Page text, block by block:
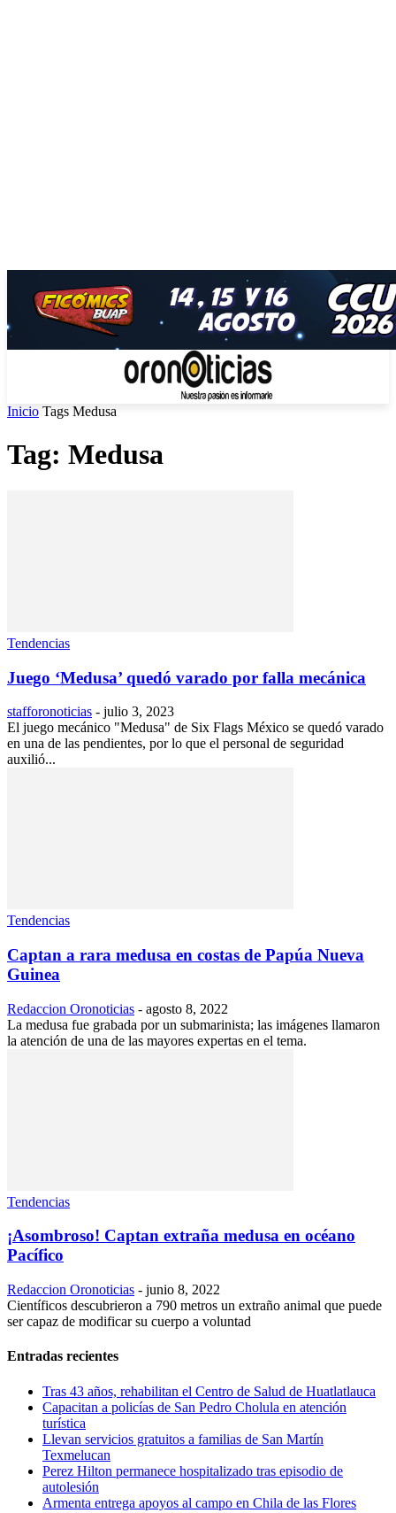
Inicio Tags Medusa
Tag: Medusa
Tendencias
Juego ‘Medusa’ quedó varado por falla mecánica
stafforonoticias - julio 3, 2023
El juego mecánico "Medusa" de Six Flags México se quedó varado
en una de las pendientes, por lo que el personal de seguridad
auxilió...
Tendencias
Captan a rara medusa en costas de Papúa Nueva
Guinea
Redaccion Oronoticias - agosto 8, 2022
La medusa fue grabada por un submarinista; las imágenes llamaron
la atención de una de las mayores expertas en el tema.
Tendencias
¡Asombroso! Captan extraña medusa en océano
Pacífico
Redaccion Oronoticias - junio 8, 2022
Científicos descubrieron a 790 metros un extraño animal que puede
ser capaz de modificar su cuerpo a voluntad
Entradas recientes
Tras 43 años, rehabilitan el Centro de Salud de Huatlatlauca
Capacitan a policías de San Pedro Cholula en atención
turística
Llevan servicios gratuitos a familias de San Martín
Texmelucan
Perez Hilton permanece hospitalizado tras episodio de
autolesión
Armenta entrega apoyos al campo en Chila de las Flores